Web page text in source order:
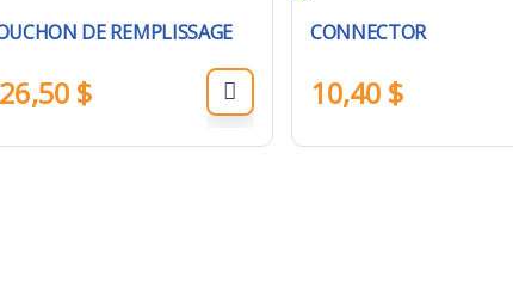
DE REMPLISSAGE
$
CONNECTOR
10,40 $